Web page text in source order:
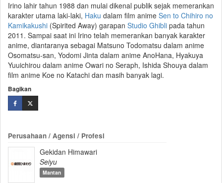
Irino lahir tahun 1988 dan mulai dikenal publik sejak memerankan
karakter utama laki-laki, Haku dalam film anime Sen to Chihiro no
Kamikakushi (Spirited Away) garapan Studio Ghibli pada tahun
2011. Sampai saat ini Irino telah memerankan banyak karakter
anime, diantaranya sebagai Matsuno Todomatsu dalam anime
Osomatsu-san, Yodomi Jinta dalam anime AnoHana, Hyakuya
Yuuichirou dalam anime Owari no Seraph, Ishida Shouya dalam
film anime Koe no Katachi dan masih banyak lagi.
Bagikan
Perusahaan / Agensi / Profesi
Gekidan Himawari
Seiyu
Mantan